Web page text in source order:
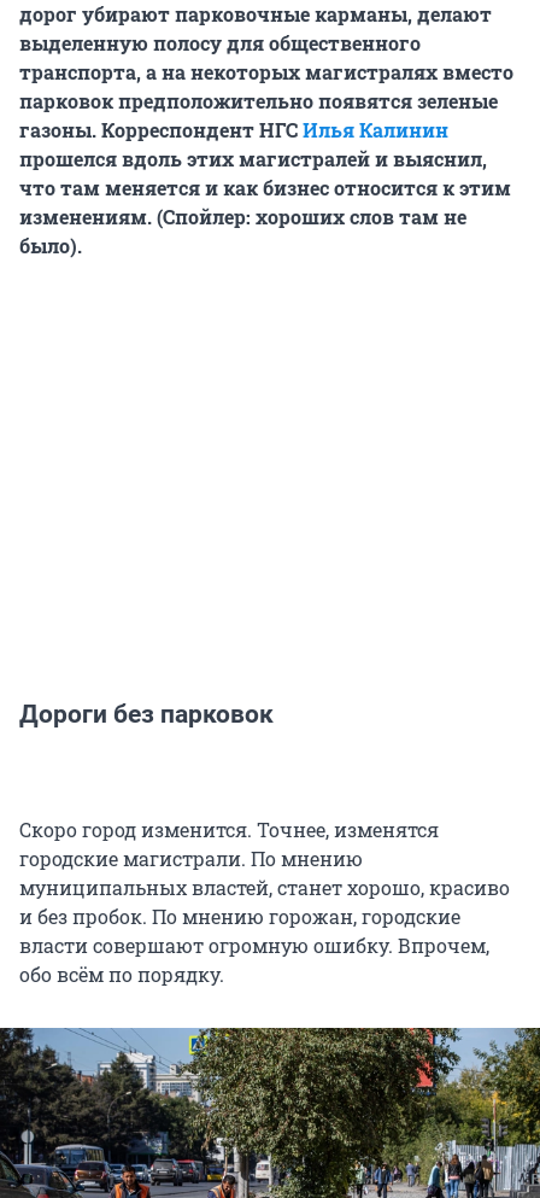
дорог убирают парковочные карманы, делают
выделенную полосу для общественного
транспорта, а на некоторых магистралях вместо
парковок предположительно появятся зеленые
газоны. Корреспондент НГСИлья Калинин
прошелся вдоль этих магистралей и выяснил,
что там меняется и как бизнес относится к этим
изменениям. (Спойлер: хороших слов там не
было).
Дороги без парковок
Скоро город изменится. Точнее, изменятся
городские магистрали. По мнению
муниципальных властей, станет хорошо, красиво
и без пробок. По мнению горожан, городские
власти совершают огромную ошибку. Впрочем,
обо всём по порядку.